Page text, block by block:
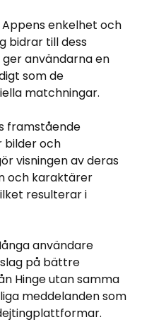
enkelhet och
bidrar till dess
användarna en
som de
matchningar.
framstående
bilder och
visningen av deras
och karaktärer
resulterar i
användare
på bättre
Hinge utan samma
meddelanden som